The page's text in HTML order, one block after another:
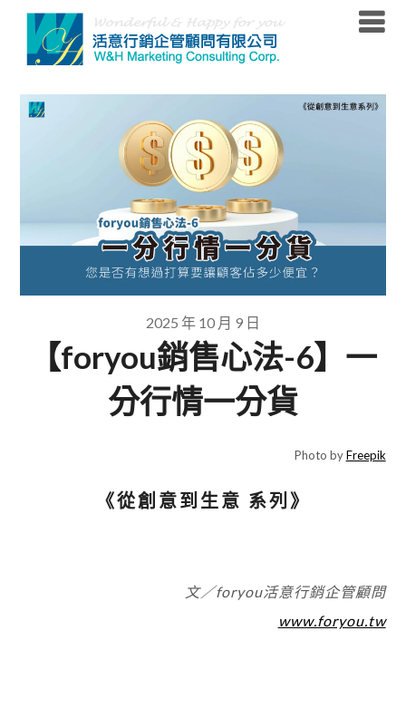
content
2025 年 10 月 9 日
【foryou銷售心法-6】一
分行情一分貨
Photo byFreepik
《從創意到生意 系列》
文／foryou活意行銷企管顧問
www.foryou.tw